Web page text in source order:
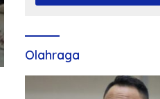
Olahraga